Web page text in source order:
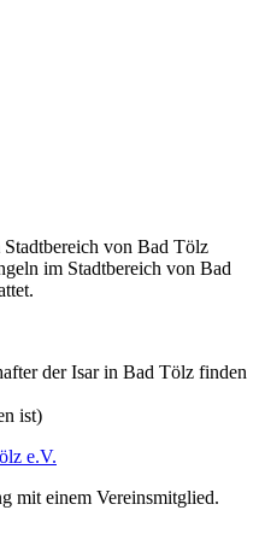
von Bad Tölz
im Stadtbereich von Bad
der Isar in Bad Tölz finden
ist)
e.V.
mit einem Vereinsmitglied.